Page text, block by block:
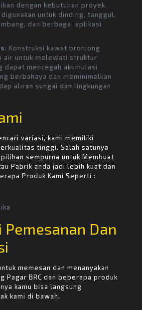
dengan kebutuhan proyek.
untuk dinding, tanggul,
dan berbagai aplikasi
: Konstruksi kawat bronjong
air untuk melewati struktur
dapat mencegah akumulasi
berbahaya dan meminimalkan
aliran sungai dan lingkungan
variasi, kami memiliki
tinggi. Salah satunya
pilihan sempurna untuk Membuat
Pabrik anda jadi lebih kuat dan
Produk Kami Seperti :
Dan
memesan dan menanyakan
Pagar BRC dan beberapa produk
kamu bisa langsung
kami di bawah.